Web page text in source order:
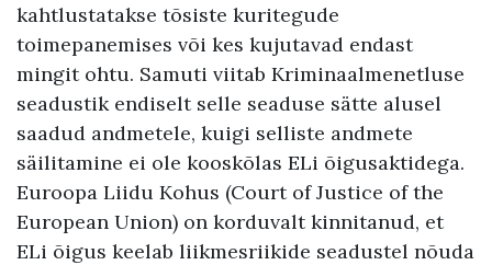
kahtlustatakse tõsiste kuritegude
toimepanemises või kes kujutavad endast
mingit ohtu. Samuti viitab Kriminaalmenetluse
seadustik endiselt selle seaduse sätte alusel
saadud andmetele, kuigi selliste andmete
säilitamine ei ole kooskõlas ELi õigusaktidega.
Euroopa Liidu Kohus (Court of Justice of the
European Union) on korduvalt kinnitanud, et
ELi õigus keelab liikmesriikide seadustel nõuda